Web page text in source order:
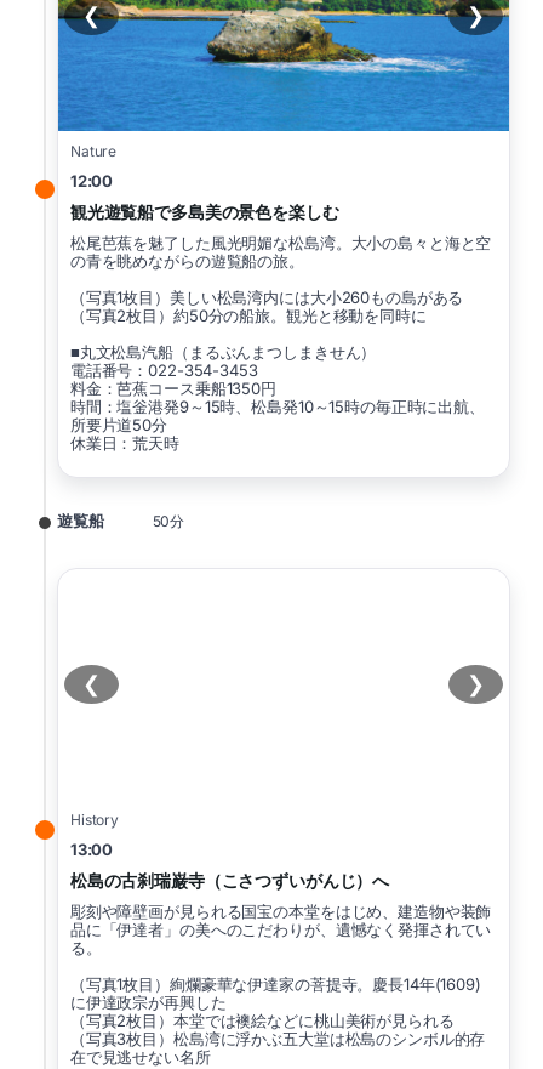
Nature
12:00
観光遊覧船で多島美の景色を楽しむ
松尾芭蕉を魅了した風光明媚な松島湾。大小の島々と海と空
の青を眺めながらの遊覧船の旅。
（写真1枚目）美しい松島湾内には大小260もの島がある
（写真2枚目）約50分の船旅。観光と移動を同時に
■丸文松島汽船（まるぶんまつしまきせん）
電話番号：022-354-3453
料金：芭蕉コース乗船1350円
時間：塩釡港発9～15時、松島発10～15時の毎正時に出航、
所要片道50分
休業日：荒天時
❮ ❯
遊覧船 50分
History
13:00
松島の古刹瑞巌寺（こさつずいがんじ）へ
彫刻や障壁画が見られる国宝の本堂をはじめ、建造物や装飾
品に「伊達者」の美へのこだわりが、遺憾なく発揮されてい
る。
（写真1枚目）絢爛豪華な伊達家の菩提寺。慶長14年(1609)
に伊達政宗が再興した
（写真2枚目）本堂では襖絵などに桃山美術が見られる
（写真3枚目）松島湾に浮かぶ五大堂は松島のシンボル的存
在で見逃せない名所
❮ ❯